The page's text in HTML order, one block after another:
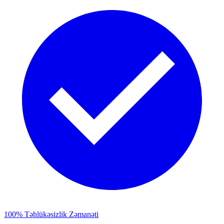
100% Təhlükəsizlik Zəmanəti